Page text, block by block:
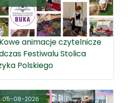
animacje czytelnicze
Festiwalu Stolica
Polskiego
08-2026